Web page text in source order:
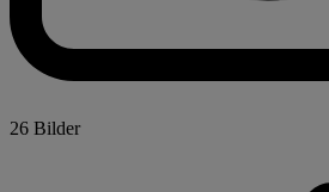
26 Bilder